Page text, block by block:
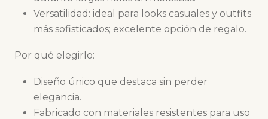
Versatilidad: ideal para looks casuales y outfits
más sofisticados; excelente opción de regalo.
Por qué elegirlo:
Diseño único que destaca sin perder
elegancia.
Fabricado con materiales resistentes para uso